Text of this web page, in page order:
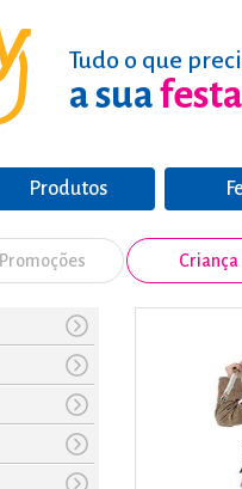
Tudo o que
a suafesta
Produtos
Promoções Criança